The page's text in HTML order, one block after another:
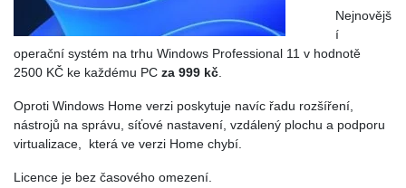
Nejnovějš
í
operační systém na trhu Windows Professional 11 v hodnotě
2500 KČ ke každému PC za 999 kč
Oproti Windows Home verzi poskytuje navíc řadu rozšíření,
nástrojů na správu, síťové nastavení, vzdálený plochu a podporu
virtualizace, která ve verzi Home chybí.
Licence je bez časového omezení.